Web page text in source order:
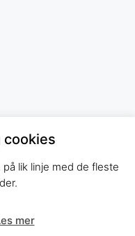
cookies
lik linje med de fleste
mer